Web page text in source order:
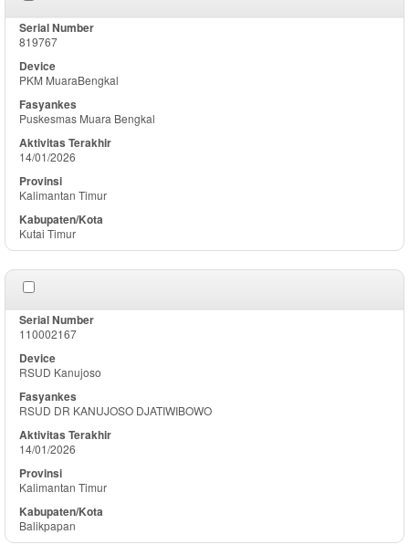
819767
PKM MuaraBengkal
Puskesmas Muara Bengkal
14/01/2026
Kalimantan Timur
Kutai Timur
110002167
RSUD Kanujoso
RSUD DR KANUJOSO DJATIWIBOWO
14/01/2026
Kalimantan Timur
Balikpapan